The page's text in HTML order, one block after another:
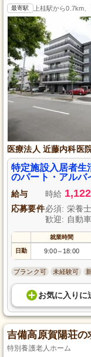
最寄駅 上桂駅から0.7km
医療法人 近藤内科医
特定施設入居者生
のパート・アルバ
給与 時給 1,122
応募要件必須: 栄養士
歓迎: 自動
就業時間
日勤 9:00～ 18:00
ブランク可 未経験可
お気に入り に
吉備高原賀陽荘の
特別養護老人ホーム